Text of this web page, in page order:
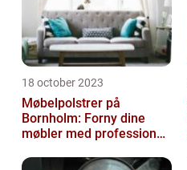
18 october 2023
Møbelpolstrer på
Bornholm: Forny dine
møbler med professionel